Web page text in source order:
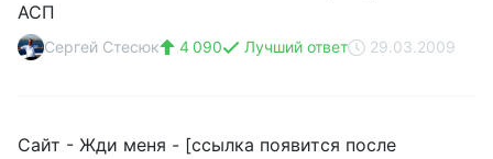
АСП
Сергей Стесюк 4 090 Лучший ответ 29.03.2009
Сайт - Жди меня - [ссылка появится после